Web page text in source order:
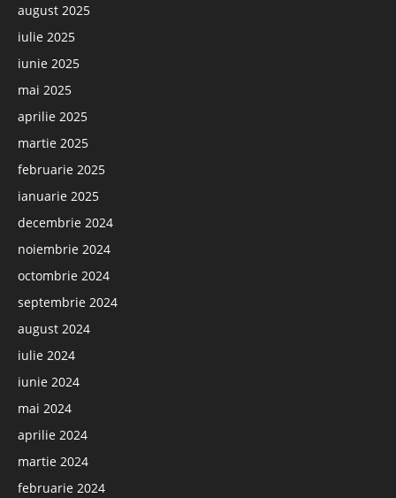
august 2025
iulie 2025
iunie 2025
mai 2025
aprilie 2025
martie 2025
februarie 2025
ianuarie 2025
decembrie 2024
noiembrie 2024
octombrie 2024
septembrie 2024
august 2024
iulie 2024
iunie 2024
mai 2024
aprilie 2024
martie 2024
februarie 2024